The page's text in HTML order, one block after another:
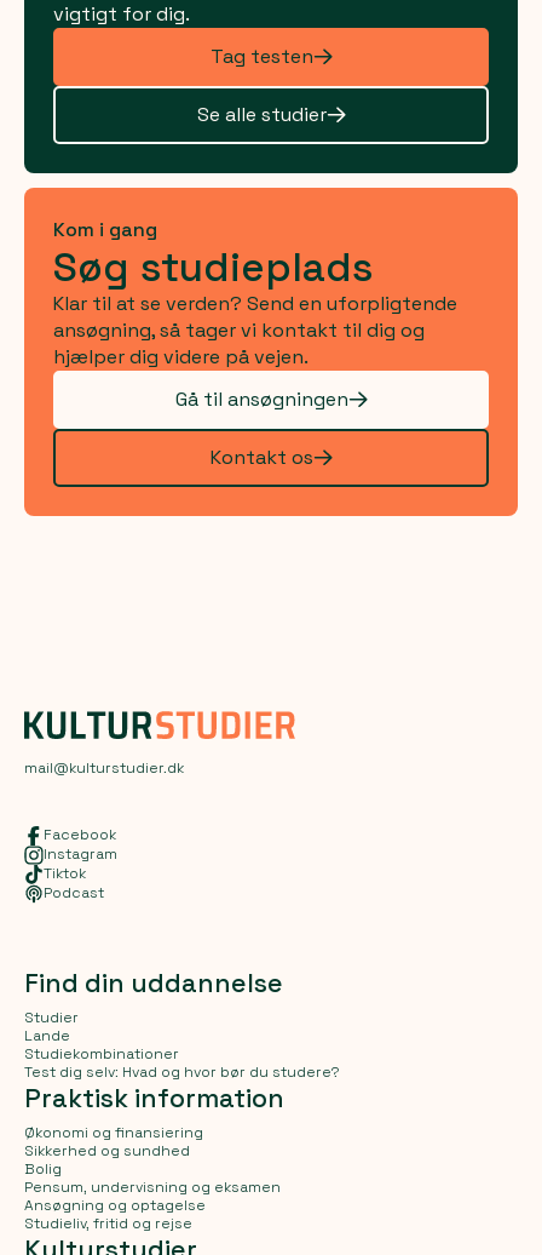
vigtigt for dig.
Tag testen
Se alle studier
Kom i gang
Søg studieplads
Klar til at se verden? Send en uforpligtende
ansøgning, så tager vi kontakt til dig og
hjælper dig videre på vejen.
Gå til ansøgningen
Kontakt os
mail@kulturstudier.dk
Facebook
Instagram
Tiktok
Podcast
Find din uddannelse
Studier
Lande
Studiekombinationer
Test dig selv: Hvad og hvor bør du studere?
Praktisk information
Økonomi og finansiering
Sikkerhed og sundhed
Bolig
Pensum, undervisning og eksamen
Ansøgning og optagelse
Studieliv, fritid og rejse